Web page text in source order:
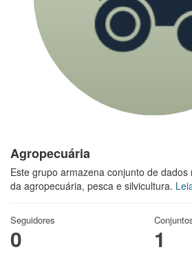
Agropecuária
Este grupo armazena conjunto de
da agropecuária, pesca e silvicultura.
Seguidores
0 1